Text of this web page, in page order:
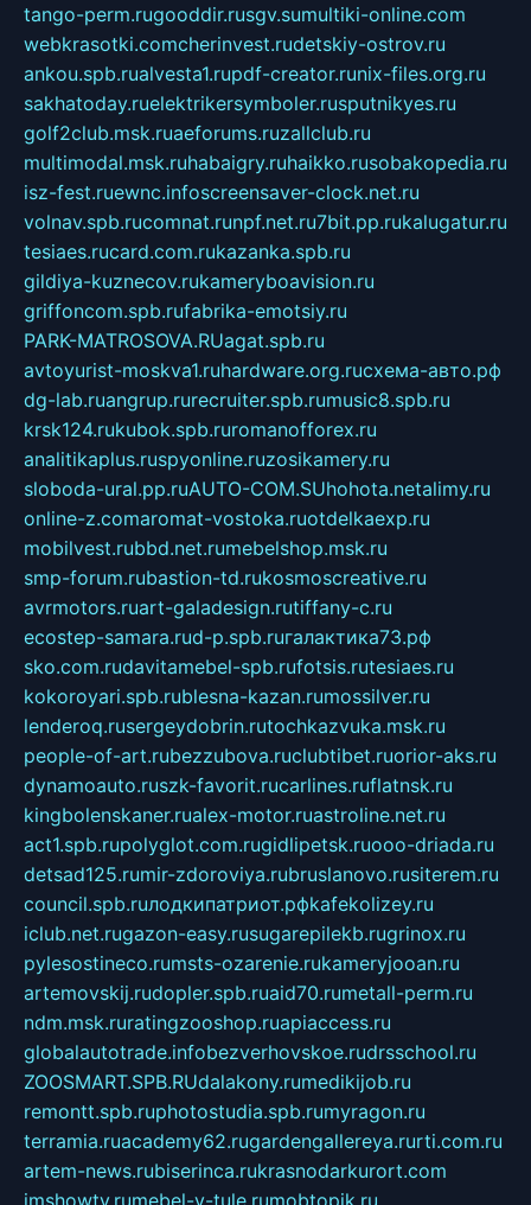
tango-perm.rugooddir.rusgv.sumultiki-online.com
webkrasotki.comcherinvest.rudetskiy-ostrov.ru
ankou.spb.rualvesta1.rupdf-creator.runix-files.org.ru
sakhatoday.ruelektrikersymboler.rusputnikyes.ru
golf2club.msk.ruaeforums.ruzallclub.ru
multimodal.msk.ruhabaigry.ruhaikko.rusobakopedia.ru
isz-fest.ruewnc.infoscreensaver-clock.net.ru
volnav.spb.rucomnat.runpf.net.ru7bit.pp.rukalugatur.ru
tesiaes.rucard.com.rukazanka.spb.ru
gildiya-kuznecov.rukameryboavision.ru
griffoncom.spb.rufabrika-emotsiy.ru
PARK-MATROSOVA.RUagat.spb.ru
avtoyurist-moskva1.ruhardware.org.ruсхема-авто.рф
dg-lab.ruangrup.rurecruiter.spb.rumusic8.spb.ru
krsk124.rukubok.spb.ruromanofforex.ru
analitikaplus.ruspyonline.ruzosikamery.ru
sloboda-ural.pp.ruAUTO-COM.SUhohota.netalimy.ru
online-z.comaromat-vostoka.ruotdelkaexp.ru
mobilvest.rubbd.net.rumebelshop.msk.ru
smp-forum.rubastion-td.rukosmoscreative.ru
avrmotors.ruart-galadesign.rutiffany-c.ru
ecostep-samara.rud-p.spb.ruгалактика73.рф
sko.com.rudavitamebel-spb.rufotsis.rutesiaes.ru
kokoroyari.spb.rublesna-kazan.rumossilver.ru
lenderoq.rusergeydobrin.rutochkazvuka.msk.ru
people-of-art.rubezzubova.ruclubtibet.ruorior-aks.ru
dynamoauto.ruszk-favorit.rucarlines.ruflatnsk.ru
kingbolenskaner.rualex-motor.ruastroline.net.ru
act1.spb.rupolyglot.com.rugidlipetsk.ruooo-driada.ru
detsad125.rumir-zdoroviya.rubruslanovo.rusiterem.ru
council.spb.ruлодкипатриот.рфkafekolizey.ru
iclub.net.rugazon-easy.rusugarepilekb.rugrinox.ru
pylesostineco.rumsts-ozarenie.rukameryjooan.ru
artemovskij.rudopler.spb.ruaid70.rumetall-perm.ru
ndm.msk.ruratingzooshop.ruapiaccess.ru
globalautotrade.infobezverhovskoe.rudrsschool.ru
ZOOSMART.SPB.RUdalakony.rumedikijob.ru
remontt.spb.ruphotostudia.spb.rumyragon.ru
terramia.ruacademy62.rugardengallereya.rurti.com.ru
artem-news.rubiserinca.rukrasnodarkurort.com
imshowtv.rumebel-v-tule.rumobtopik.ru